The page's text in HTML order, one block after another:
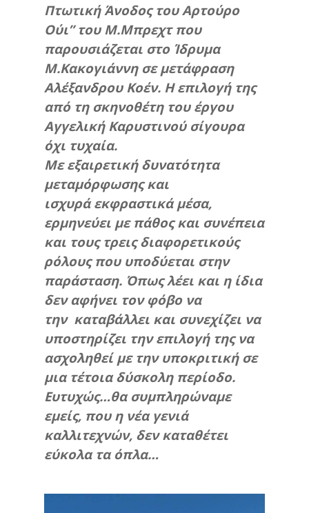
Πτωτική Άνοδος του Αρτούρο
Ούι” του Μ.Μπρεχτ που
παρουσιάζεται στο Ίδρυμα
Μ.Κακογιάννη σε μετάφραση
Αλέξανδρου Κοέν. Η επιλογή της
από τη σκηνοθέτη του έργου
Αγγελική Καρυστινού σίγουρα
όχι τυχαία.
Με εξαιρετική δυνατότητα
μεταμόρφωσης και
ισχυρά εκφραστικά μέσα,
ερμηνεύει με πάθος και συνέπεια
και τους τρεις διαφορετικούς
ρόλους που υποδύεται στην
παράσταση. Όπως λέει και η ίδια
δεν αφήνει τον φόβο να
την καταβάλλει και συνεχίζει να
υποστηρίζει την επιλογή της να
ασχοληθεί με την υποκριτική σε
μια τέτοια δύσκολη περίοδο.
Ευτυχώς…θα συμπληρώναμε
εμείς, που η νέα γενιά
καλλιτεχνών, δεν καταθέτει
εύκολα τα όπλα…